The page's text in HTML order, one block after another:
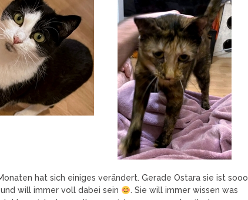
hat sich einiges verändert. Gerade Ostara sie ist sooo
will immer voll dabei sein
. Sie will immer wissen was